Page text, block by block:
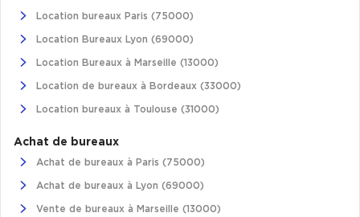
Location bureaux Paris (75000)
Location Bureaux Lyon (69000)
Location Bureaux à Marseille (13000)
Location de bureaux à Bordeaux (33000)
Location bureaux à Toulouse (31000)
Achat de bureaux
Achat de bureaux à Paris (75000)
Achat de bureaux à Lyon (69000)
Vente de bureaux à Marseille (13000)